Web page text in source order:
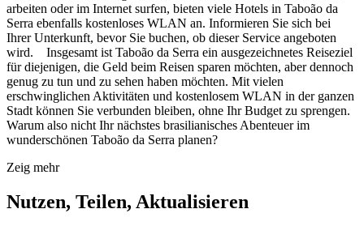
arbeiten oder im Internet surfen, bieten viele Hotels in Taboão da
Serra ebenfalls kostenloses WLAN an. Informieren Sie sich bei
Ihrer Unterkunft, bevor Sie buchen, ob dieser Service angeboten
wird. Insgesamt ist Taboão da Serra ein ausgezeichnetes Reiseziel
für diejenigen, die Geld beim Reisen sparen möchten, aber dennoch
genug zu tun und zu sehen haben möchten. Mit vielen
erschwinglichen Aktivitäten und kostenlosem WLAN in der ganzen
Stadt können Sie verbunden bleiben, ohne Ihr Budget zu sprengen.
Warum also nicht Ihr nächstes brasilianisches Abenteuer im
wunderschönen Taboão da Serra planen?
Zeig mehr
Nutzen, Teilen, Aktualisieren